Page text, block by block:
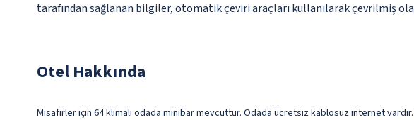
tarafından sağlanan bilgiler, otomatik çeviri araçları kullanılarak çevrilmiş
Otel Hakkında
Misafirler için 64 klimalı odada minibar mevcuttur. Odada ücretsiz kablosuz internet